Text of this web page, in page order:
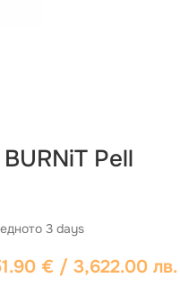
Pell
3 days
€ / 3,622.00 лв.